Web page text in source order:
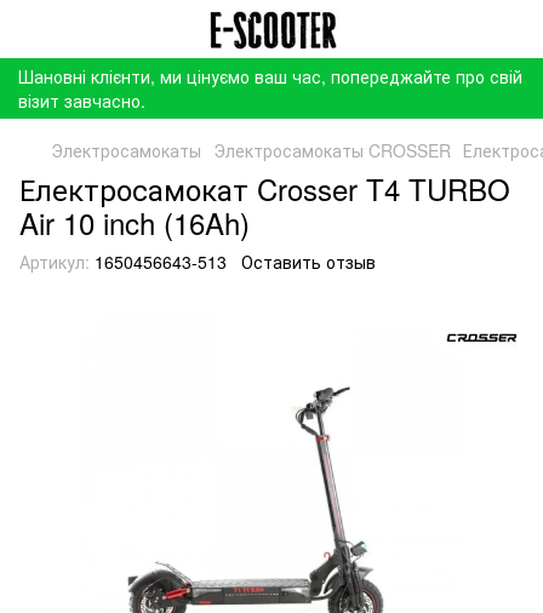
Шановні клієнти, ми цінуємо ваш час, попереджайте про свій
візит завчасно.
Электросамокаты Электросамокаты CROSSER
Електросамокат Crosser T4 TURBO
Air 10 inch (16Ah)
Артикул: 1650456643-513 Оставить отзыв